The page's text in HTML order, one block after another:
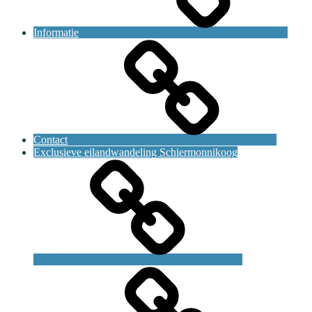
Informatie
Contact
Exclusieve eilandwandeling Schiermonnikoog